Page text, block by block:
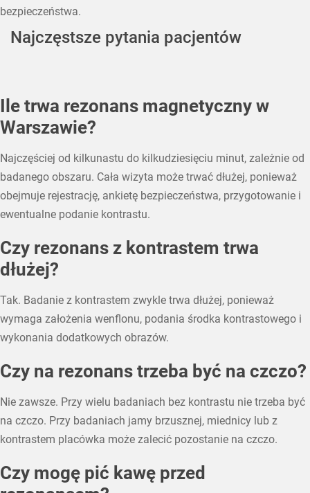
bezpieczeństwa.
Najczęstsze pytania pacjentów
Ile trwa rezonans magnetyczny w
Warszawie?
Najczęściej od kilkunastu do kilkudziesięciu minut, zależnie od
badanego obszaru. Cała wizyta może trwać dłużej, ponieważ
obejmuje rejestrację, ankietę bezpieczeństwa, przygotowanie i
ewentualne podanie kontrastu.
Czy rezonans z kontrastem trwa
dłużej?
Tak. Badanie z kontrastem zwykle trwa dłużej, ponieważ
wymaga założenia wenflonu, podania środka kontrastowego i
wykonania dodatkowych obrazów.
Czy na rezonans trzeba być na czczo?
Nie zawsze. Przy wielu badaniach bez kontrastu nie trzeba być
na czczo. Przy badaniach jamy brzusznej, miednicy lub z
kontrastem placówka może zalecić pozostanie na czczo.
Czy mogę pić kawę przed